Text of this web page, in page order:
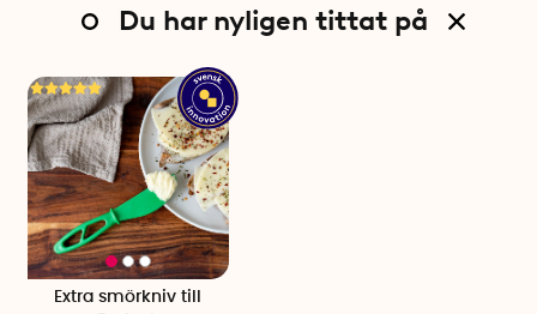
Du har nyligen tittat på
Extra smörkniv till